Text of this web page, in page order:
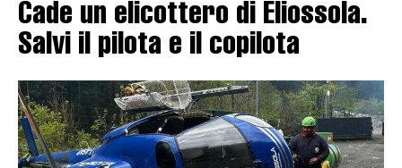
Cade un elicottero di Eliossola.
Salvi il pilota e il copilota